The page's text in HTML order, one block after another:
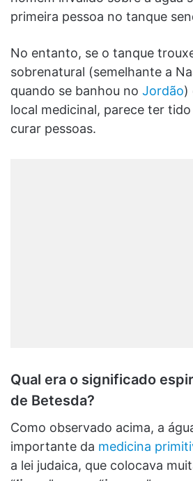
primeira pessoa no tanque
No entanto, se o tanque
sobrenatural (semelhante a
quando se banhou no Jordão)
local medicinal, parece ter
curar pessoas.
Qual era o significado
de Betesda?
Como observado acima, a
importante da medicina
a lei judaica, que colocava